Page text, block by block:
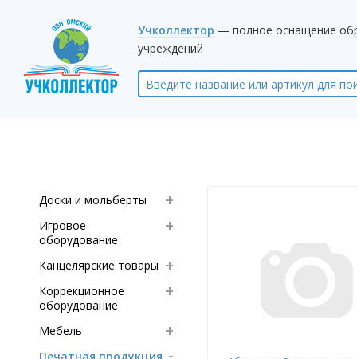
Учколлектор — полное оснащение
учреждений
Доски и мольберты
Игровое
оборудование
Канцелярские товары
Коррекционное
оборудование
Мебель